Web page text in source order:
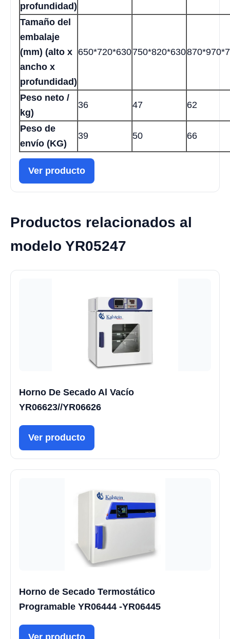
profundidad)
Tamaño del
embalaje
(mm) (alto x
ancho x
profundidad)
650*720*630750*820*630
Peso neto /
kg)
36 47 62
Peso de
envío (KG)
39 50 66
Ver producto
Productos relacionados al
modelo YR05247
Horno De Secado Al Vacío
YR06623//YR06626
Ver producto
Horno de Secado Termostático
Programable YR06444 -YR06445